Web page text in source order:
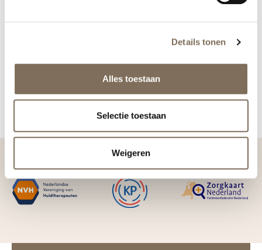
Details tonen
Alles toestaan
Selectie toestaan
Weigeren